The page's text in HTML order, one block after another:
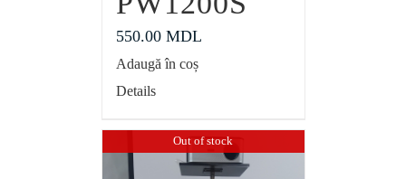
550.00 MDL
Adaugă în coș
Details
Out of stock